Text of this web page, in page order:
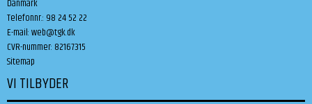
Danmark
Telefonnr.: 98 24 52 22
E-mail:web@tgk.dk
CVR-nummer: 82167315
Sitemap
VI TILBYDER